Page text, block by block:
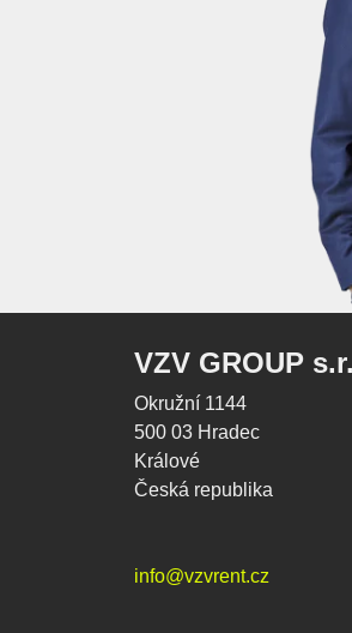
VZV GROUP
Okružní 1144
500 03 Hradec
Králové
Česká republika
info@vzvrent.cz